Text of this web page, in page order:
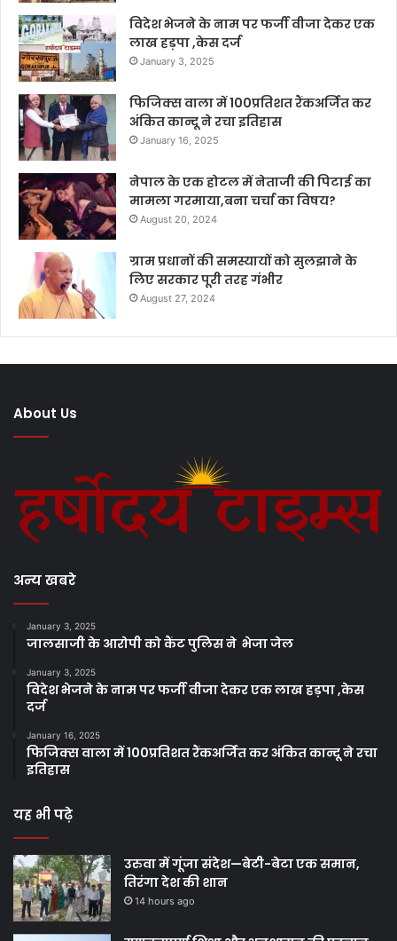
विदेश भेजने के नाम पर फर्जी वीजा देकर एक
लाख हड़पा ,केस दर्ज
January 3, 2025
फिजिक्स वाला में 100प्रतिशत रैंकअर्जित कर
अंकित कान्दू ने रचा इतिहास
January 16, 2025
नेपाल के एक होटल में नेताजी की पिटाई का
मामला गरमाया,बना चर्चा का विषय?
August 20, 2024
ग्राम प्रधानों की समस्यायों को सुलझाने के
लिए सरकार पूरी तरह गंभीर
August 27, 2024
About Us
अन्य खबरे
January 3, 2025
जालसाजी के आरोपी को कैंट पुलिस ने भेजा जेल
January 3, 2025
विदेश भेजने के नाम पर फर्जी वीजा देकर एक लाख हड़पा ,केस
दर्ज
January 16, 2025
फिजिक्स वाला में 100प्रतिशत रैंकअर्जित कर अंकित कान्दू ने रचा
इतिहास
यह भी पढ़े
उरुवा में गूंजा संदेश—बेटी-बेटा एक समान,
तिरंगा देश की शान
14 hours ago